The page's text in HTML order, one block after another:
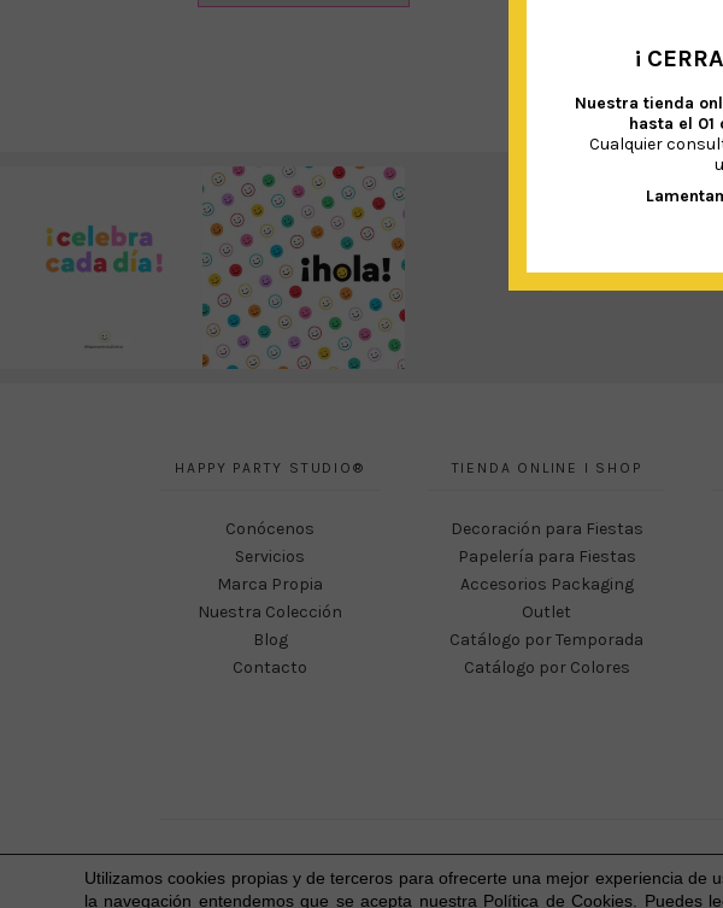
HAPPY PARTY STUDIO®
Conócenos
Servicios
Marca Propia
Nuestra Colección
Blog
Contacto
TIENDA ONLINE I SHOP
Decoración para Fiestas
Papelería para Fiestas
Accesorios Packaging
Outlet
Catálogo por Temporada
Catálogo por Colores
Happy Party Studio®
Utilizamos cookies propias y de terceros para ofrecerte una mejor experiencia de
la navegación entendemos que se acepta nuestra Política de Cookies. Puedes
¡
Nuestra tienda
hasta el
Cualquier